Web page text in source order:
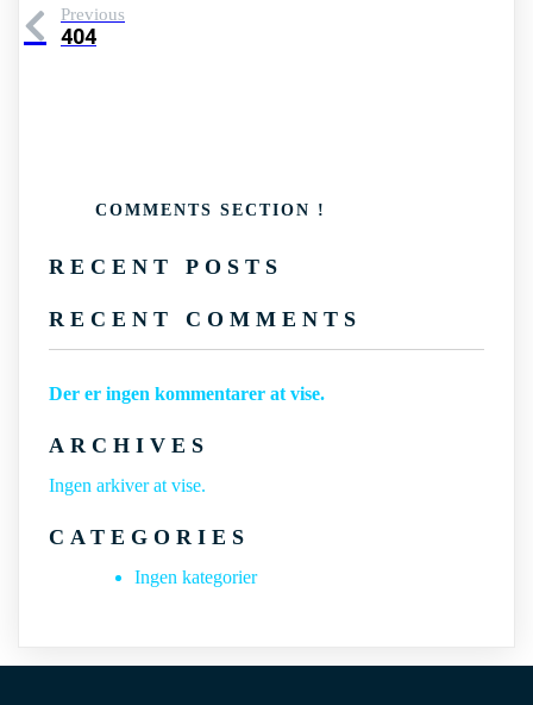
Previous
404
COMMENTS SECTION !
RECENT POSTS
RECENT COMMENTS
Der er ingen kommentarer at vise.
ARCHIVES
Ingen arkiver at vise.
CATEGORIES
Ingen kategorier